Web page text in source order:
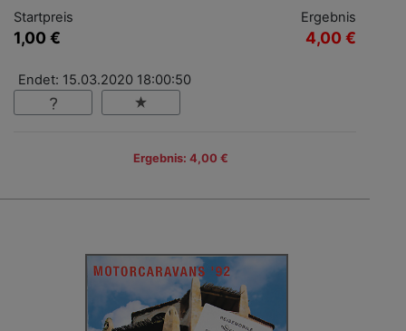
Startpreis
1,00 €
Ergebnis
4,00 €
Endet: 15.03.2020 18:00:50
Ergebnis: 4,00 €